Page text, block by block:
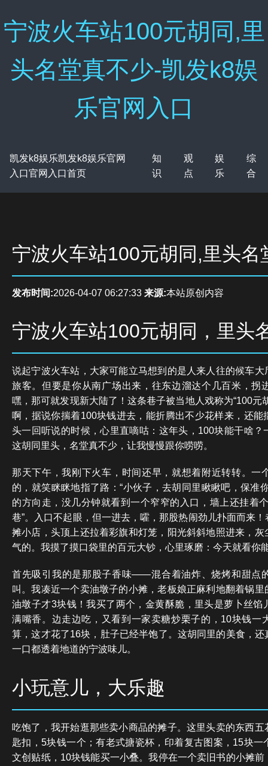
宁波火车站100元胡同,里
头名堂真不少-凯发k8娱
乐官网入口
凯发k8娱乐凯发k8娱乐官网
入口官网入口首页
知
识
观
点
娱
乐
综
合
宁波火车站100元胡同,里头名
发布时间:2026-04-07 06:27:33 来源:本站原创内容
宁波火车站100元胡同，里头
说起宁波火车站，大家可能立马想到的是人来人往的候车
旅客。但要是你从南广场出来，往东边溜达个几百米，拐
嘿，那可就发现新大陆了！这条巷子被当地人戏称为“100元
啊，据说你揣着100块钱进去，能折腾出不少花样来，还能
头一回听说的时候，心里直嘀咕：这年头，100块能干啥？
这胡同里头，名堂真不少，让我慢慢跟你唠唠。
那天下午，我刚下火车，时间还早，就想着附近转转。一
的，就笑眯眯地指了路：“小伙子，去胡同里瞅瞅吧，保准
的方向走，没几分钟就看到一个窄窄的入口，墙上还挂着
巷”。入口不起眼，但一进去，嚯，那股热闹劲儿扑面而来
摊小店，头顶上还拉着彩旗和灯笼，阳光斜斜地照进来，
气的。我摸了摸口袋里的百元大钞，心里琢磨：今天就看你
首先吸引我的是那股子香味——混合着油炸、烧烤和甜点
叫。我凑近一个卖油墩子的小摊，老板娘正麻利地翻着锅
油墩子才3块钱！我买了两个，金黄酥脆，里头是萝卜丝馅
满嘴香。边走边吃，又看到一家卖糖炒栗子的，10块钱一
算，这才花了16块，肚子已经半饱了。这胡同里的美食，
一口都透着地道的宁波味儿。
小玩意儿，大乐趣
吃饱了，我开始逛那些卖小商品的摊子。这里头卖的东西
匙扣，5块钱一个；有老式搪瓷杯，印着复古图案，15块一
文创贴纸，10块钱能买一小叠。我停在一个卖旧书的小摊